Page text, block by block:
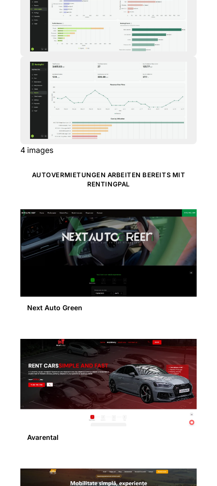
4 images
AUTOVERMIETUNGEN ARBEITEN BEREITS MIT
RENTINGPAL
Next Auto Green
Avarental